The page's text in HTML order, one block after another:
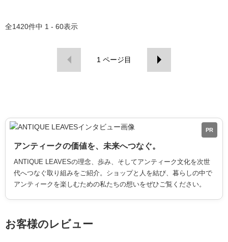
全1420件中 1 - 60表示
1 ページ目
PR
アンティークの価値を、未来へつなぐ。
ANTIQUE LEAVESの理念、歩み、そしてアンティーク文化を次世
代へつなぐ取り組みをご紹介。ショップと人を結び、暮らしの中で
アンティークを楽しむための私たちの想いをぜひご覧ください。
お客様のレビュー